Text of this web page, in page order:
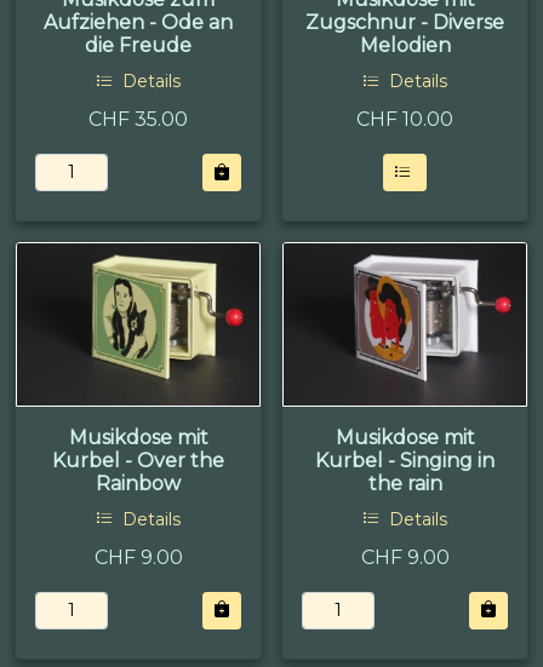
Aufziehen - Ode an
die Freude
Details
CHF 35.00
Zugschnur - Diverse
Melodien
Details
CHF 10.00
Musikdose mit
Kurbel - Over the
Rainbow
Details
CHF 9.00
Musikdose mit
Kurbel - Singing in
the rain
Details
CHF 9.00